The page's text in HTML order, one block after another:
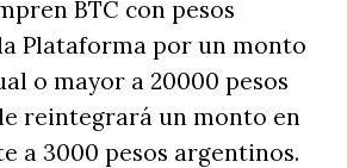
BTC con pesos
Plataforma por un monto
o mayor a 20000 pesos
reintegrará un monto en
a 3000 pesos argentinos.